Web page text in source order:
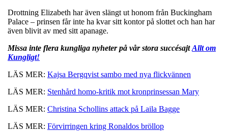
Drottning Elizabeth har även slängt ut honom från Buckingham
Palace – prinsen får inte ha kvar sitt kontor på slottet och han har
även blivit av med sitt apanage.
Missa inte flera kungliga nyheter på vår stora succésajtAllt om
Kungligt!
LÄS MER: Kajsa Bergqvist sambo med nya flickvännen
LÄS MER: Stenhård homo-kritik mot kronprinsessan Mary
LÄS MER: Christina Schollins attack på Laila Bagge
LÄS MER: Förvirringen kring Ronaldos bröllop